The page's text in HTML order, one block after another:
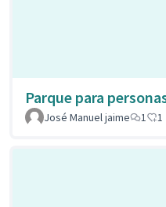
Parque para
José Manuel jaime
1 1